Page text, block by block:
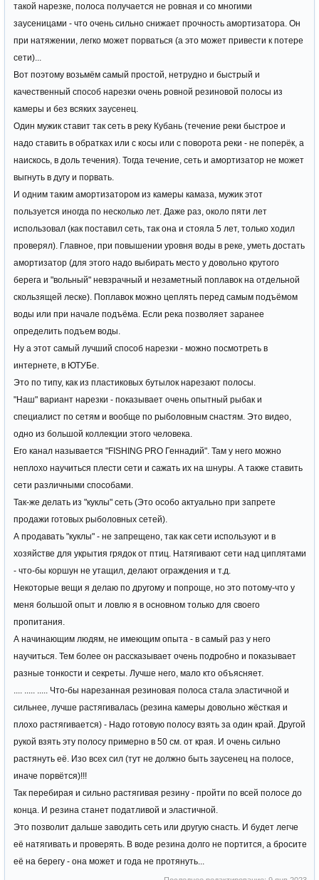
такой нарезке, полоса получается не ровная и со многими
заусеницами - что очень сильно снижает прочность амортизатора. Он
при натяжении, легко может порваться (а это может привести к потере
сети)...
Вот поэтому возьмём самый простой, нетрудно и быстрый и
качественный способ нарезки очень ровной резиновой полосы из
камеры и без всяких заусенец.
Один мужик ставит так сеть в реку Кубань (течение реки быстрое и
надо ставить в обратках или с косы или с поворота реки - не поперёк, а
наискось, в доль течения). Тогда течение, сеть и амортизатор не может
выгнуть в дугу и порвать.
И одним таким амортизатором из камеры камаза, мужик этот
пользуется иногда по несколько лет. Даже раз, около пяти лет
использовал (как поставил сеть, так она и стояла 5 лет, только ходил
проверял). Главное, при повышении уровня воды в реке, уметь достать
амортизатор (для этого надо выбирать место у довольно крутого
берега и "вольный" невзрачный и незаметный поплавок на отдельной
скользящей леске). Поплавок можно цеплять перед самым подъёмом
воды или при начале подъёма. Если река позволяет заранее
определить подъем воды.
Ну а этот самый лучший способ нарезки - можно посмотреть в
интернете, в ЮТУБе.
Это по типу, как из пластиковых бутылок нарезают полосы.
"Наш" вариант нарезки - показывает очень опытный рыбак и
специалист по сетям и вообще по рыболовным снастям. Это видео,
одно из большой коллекции этого человека.
Его канал называется "FISHING PRO Геннадий". Там у него можно
неплохо научиться плести сети и сажать их на шнуры. А также ставить
сети различными способами.
Так-же делать из "куклы" сеть (Это особо актуально при запрете
продажи готовых рыболовных сетей).
А продавать "куклы" - не запрещено, так как сети используют и в
хозяйстве для укрытия грядок от птиц. Натягивают сети над циплятами
- что-бы коршун не утащил, делают ограждения и т.д.
Некоторые вещи я делаю по другому и попроще, но это потому-что у
меня большой опыт и ловлю я в основном только для своего
пропитания.
А начинающим людям, не имеющим опыта - в самый раз у него
научиться. Тем более он рассказывает очень подробно и показывает
разные тонкости и секреты. Лучше него, мало кто объясняет.
.... ..... ..... Что-бы нарезанная резиновая полоса стала эластичной и
сильнее, лучше растягивалась (резина камеры довольно жёсткая и
плохо растягивается) - Надо готовую полосу взять за один край. Другой
рукой взять эту полосу примерно в 50 см. от края. И очень сильно
растянуть её. Изо всех сил (тут не должно быть заусенец на полосе,
иначе порвётся)!!!
Так перебирая и сильно растягивая резину - пройти по всей полосе до
конца. И резина станет податливой и эластичной.
Это позволит дальше заводить сеть или другую снасть. И будет легче
её натягивать и проверять. В воде резина долго не портится, а бросите
её на берегу - она может и года не протянуть...